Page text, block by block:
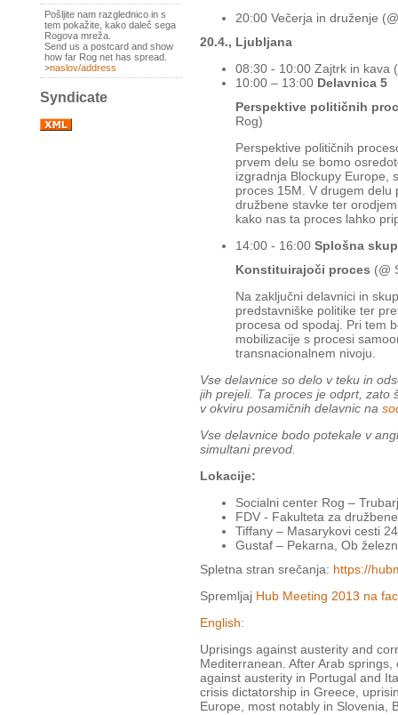
Pošljite nam razglednico in s
tem pokažite, kako daleč sega
Rogova mreža.
Send us a postcard and show
how far Rog net has spread.
>naslov/address
Syndicate
20:00 Večerja in druženje
20.4., Ljubljana
08:30 - 10:00 Zajtrk in kava
10:00 – 13:00 Delavnica 5
Perspektive političnih
Rog)
Perspektive političnih
prvem delu se bomo
izgradnja Blockupy Europe,
proces 15M. V drugem delu
družbene stavke ter
kako nas ta proces lahko
14:00 - 16:00 Splošna
Konstituirajoči proces (@
Na zaključni delavnici in
predstavniške politike ter
procesa od spodaj. Pri tem
mobilizacije s procesi
transnacionalnem nivoju.
Vse delavnice so delo v teku in
jih prejeli. Ta proces je odprt, zato
v okviru posamičnih delavnic na
Vse delavnice bodo potekale v
simultani prevod.
Lokacije:
Socialni center Rog –
FDV - Fakulteta za
Tiffany – Masarykovi cesti
Gustaf – Pekarna, Ob
Spletna stran srečanja: https://
Spremljaj Hub Meeting 2013 na
English:
Uprisings against austerity and
Mediterranean. After Arab
against austerity in Portugal and
crisis dictatorship in Greece,
Europe, most notably in Slovenia,